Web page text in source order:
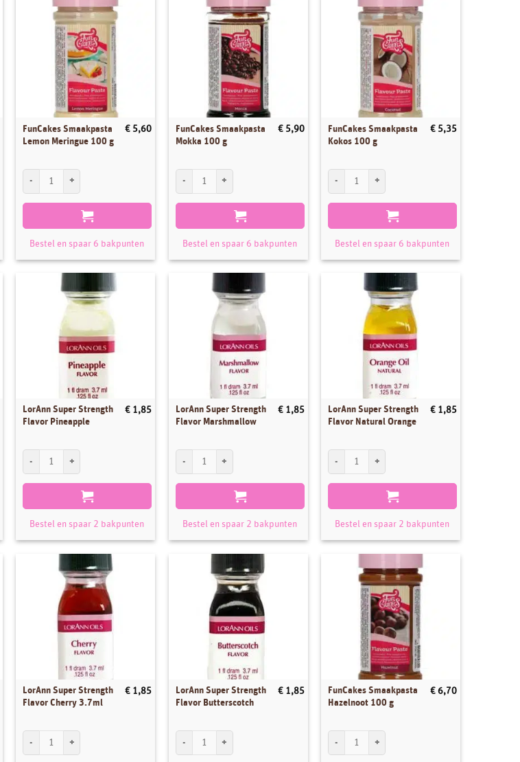
FunCakes Smaakpasta
Lemon Meringue 100 g
€ 5,60
Bestel en spaar 6 bakpunten
FunCakes Smaakpasta
Mokka 100 g
€5,90
Bestel en spaar 6 bakpunten
FunCakes Smaakpasta
Kokos 100 g
€ 5,35
Bestel en spaar 6 bakpunten
LorAnn Super Strength
Flavor Pineapple
€ 1,85
Bestel en spaar 2 bakpunten
LorAnn Super Strength
Flavor Marshmallow
€1,85
Bestel en spaar 2 bakpunten
LorAnn Super Strength
Flavor Natural Orange
€ 1,85
Bestel en spaar 2 bakpunten
LorAnn Super Strength
Flavor Cherry 3.7ml
€ 1,85
LorAnn Super Strength
Flavor Butterscotch
€1,85
FunCakes Smaakpasta
Hazelnoot 100 g
€ 6,70